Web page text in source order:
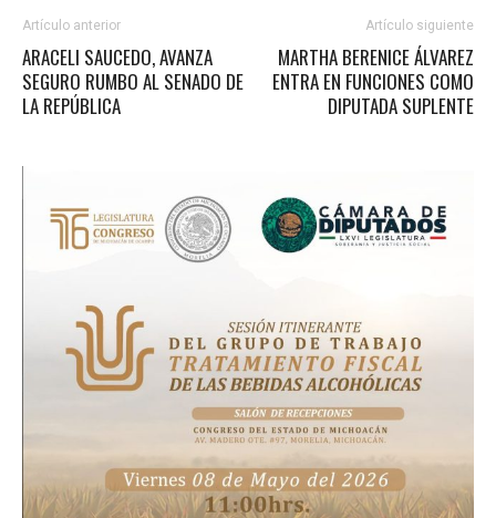
Artículo anterior
ARACELI SAUCEDO, AVANZA
SEGURO RUMBO AL SENADO DE
LA REPÚBLICA
Artículo siguiente
MARTHA BERENICE ÁLVAREZ
ENTRA EN FUNCIONES COMO
DIPUTADA SUPLENTE